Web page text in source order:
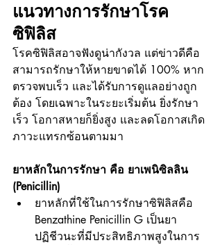
แนวทางการรักษาโรค
ซิฟิลิส
โรคซิฟิลิสอาจฟังดูน่ากังวล แต่ข่าวดีคือ
สามารถรักษาให้หายขาดได้ 100% หาก
ตรวจพบเร็ว และได้รับการดูแลอย่างถูก
ต้อง โดยเฉพาะในระยะเริ่มต้น ยิ่งรักษา
เร็ว โอกาสหายก็ยิ่งสูง และลดโอกาสเกิด
ภาวะแทรกซ้อนตามมา
ยาหลักในการรักษา คือ ยาเพนิซิลลิน
(Penicillin)
ยาหลักที่ใช้ในการรักษาซิฟิลิสคือ
Benzathine Penicillin G เป็นยา
ปฏิชีวนะที่มีประสิทธิภาพสูงในการ